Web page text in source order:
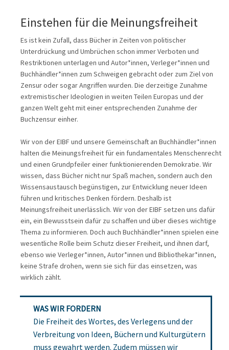
Einstehen für die Meinungsfreiheit
Es ist kein Zufall, dass Bücher in Zeiten von politischer
Unterdrückung und Umbrüchen schon immer Verboten und
Restriktionen unterlagen und Autor*innen, Verleger*innen und
Buchhändler*innen zum Schweigen gebracht oder zum Ziel von
Zensur oder sogar Angriffen wurden. Die derzeitige Zunahme
extremistischer Ideologien in weiten Teilen Europas und der
ganzen Welt geht mit einer entsprechenden Zunahme der
Buchzensur einher.
Wir von der EIBF und unsere Gemeinschaft an Buchhändler*innen
halten die Meinungsfreiheit für ein fundamentales Menschenrecht
und einen Grundpfeiler einer funktionierenden Demokratie. Wir
wissen, dass Bücher nicht nur Spaß machen, sondern auch den
Wissensaustausch begünstigen, zur Entwicklung neuer Ideen
führen und kritisches Denken fördern. Deshalb ist
Meinungsfreiheit unerlässlich. Wir von der EIBF setzen uns dafür
ein, ein Bewusstsein dafür zu schaffen und über dieses wichtige
Thema zu informieren. Doch auch Buchhändler*innen spielen eine
wesentliche Rolle beim Schutz dieser Freiheit, und ihnen darf,
ebenso wie Verleger*innen, Autor*innen und Bibliothekar*innen,
keine Strafe drohen, wenn sie sich für das einsetzen, was
wirklich zählt.
WAS WIR FORDERN
Die Freiheit des Wortes, des Verlegens und der
Verbreitung von Ideen, Büchern und Kulturgütern
muss gewahrt werden. Zudem müssen wir